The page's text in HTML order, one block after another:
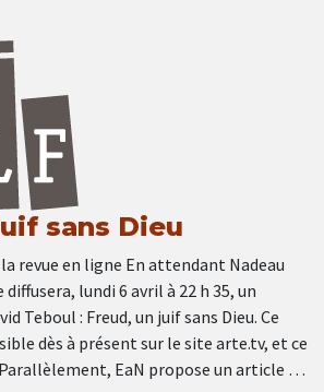
sans Dieu
revue en ligne En attendant Nadeau
lundi 6 avril à 22 h 35, un
Teboul : Freud, un juif sans Dieu. Ce
dès à présent sur le site arte.tv, et ce
Parallèlement, EaN propose un article …